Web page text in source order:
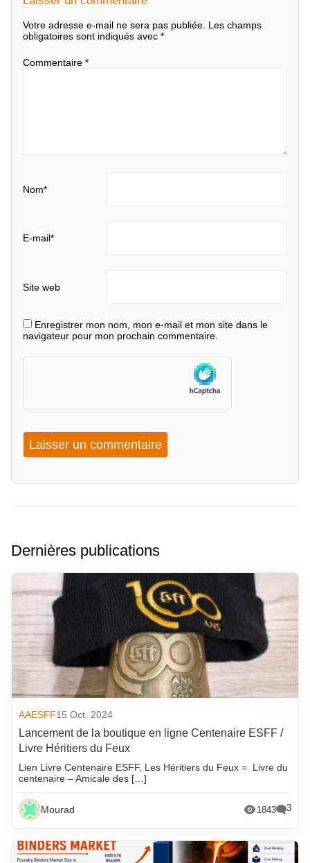
Votre adresse e-mail ne sera pas publiée. Les champs
obligatoires sont indiqués avec *
Commentaire *
Nom*
E-mail*
Site web
Enregistrer mon nom, mon e-mail et mon site dans le
navigateur pour mon prochain commentaire.
Dernières publications
AAESFF15 Oct. 2024
Lancement de la boutique en ligne Centenaire ESFF /
Livre Héritiers du Feux
Lien Livre Centenaire ESFF, Les Héritiers du Feux = Livre du
centenaire – Amicale des […]
Mourad 1843 3